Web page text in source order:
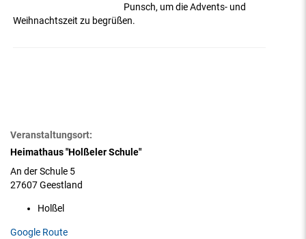
Punsch, um die Advents- und
Weihnachtszeit zu begrüßen.
Veranstaltungsort:
Heimathaus "Holßeler Schule"
An der Schule 5
27607 Geestland
Holßel
Google Route